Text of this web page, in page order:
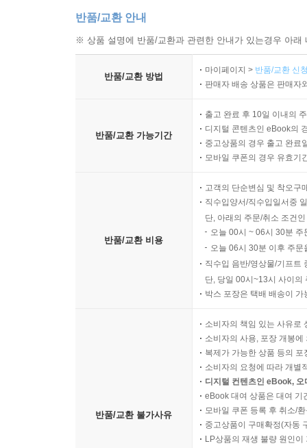
반품/교환 안내
※ 상품 설명에 반품/교환과 관련한 안내가 있는경우 아
반품/교환 방법
마이페이지 > 반품/교환 신
판매자 배송 상품은 판매자
반품/교환 가능기간
출고 완료 후 10일 이내의
디지털 콘텐츠인 eBook의
중고상품의 경우 출고 완료
모바일 쿠폰의 경우 유효기
반품/교환 비용
고객의 단순변심 및 착오구
직수입양서/직수입일서중
단, 아래의 주문/취소 조건
오늘 00시 ~ 06시 30분
오늘 06시 30분 이후 주
직수입 음반/영상물/기프트
단, 당일 00시~13시 사이의
박스 포장은 택배 배송이
반품/교환 불가사유
소비자의 책임 있는 사유로
소비자의 사용, 포장 개봉
복제가 가능한 상품 등의
소비자의 요청에 따라 개별
디지털 컨텐츠인 eBook,
eBook 대여 상품은 대여 기
모바일 쿠폰 등록 후 취소/
중고상품이 구매확정(자동
LP상품의 재생 불량 원인